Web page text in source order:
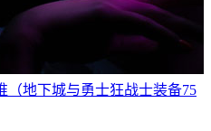
（地下城与勇士狂战士装备75